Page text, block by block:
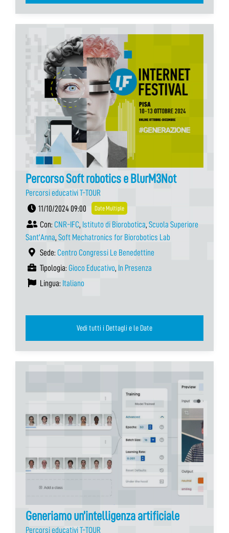
Percorso Soft robotics e BlurM3Not
Percorsi educativi T-TOUR
11/10/2024 09:00
Date Multiple
Con: CNR-IFC, Istituto di Biorobotica, Scuola Superiore
Sant'Anna, Soft Mechatronics for Biorobotics Lab
Sede: Centro Congressi Le Benedettine
Tipologia: Gioco Educativo, In Presenza
Lingua: Italiano
Vedi tutti i Dettagli e le Date
Generiamo un’intelligenza artificiale
Percorsi educativi T-TOUR